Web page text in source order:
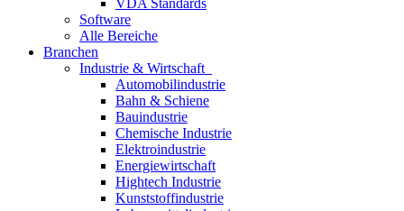
VDA Standards
Software
Alle Bereiche
Branchen
Industrie & Wirtschaft
Automobilindustrie
Bahn & Schiene
Bauindustrie
Chemische Industrie
Elektroindustrie
Energiewirtschaft
Hightech Industrie
Kunststoffindustrie